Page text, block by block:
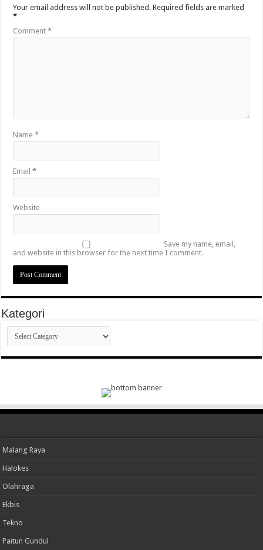
Your email address will not be published. Required fields are marked
*
Comment*
Name*
Email*
Website
Save my name, email,
and website in this browser for the next time I comment.
Kategori
Kategori
Malang Raya
Halokes
Olahraga
Ekbis
Tekno
Paitun Gundul